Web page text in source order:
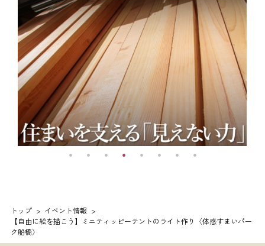
トップ
イベント情報
【自由に絵を描こう】ミニティッピーテントのライト作り〈体感すまいパー
ク船橋〉